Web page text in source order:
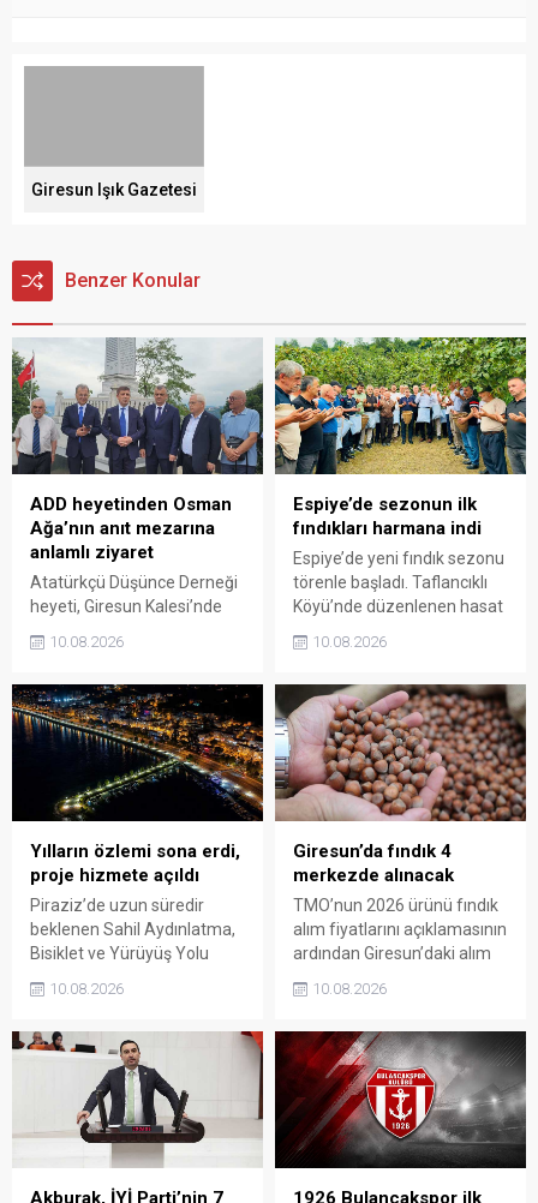
Giresun Işık Gazetesi
Benzer Konular
ADD heyetinden Osman
Ağa’nın anıt mezarına
anlamlı ziyaret
Atatürkçü Düşünce Derneği
heyeti, Giresun Kalesi’nde
bulunan Topal Osman
Ağa’nın anıt mezarını
47. Gönüllü Giresun
Alaylarının Millî Mücadele’de
üstlendiği kritik rol ve
Giresun’un bağımsızlık
uğruna ödediği ağır bedel bir
kez daha gündeme taşındı.
10.08.2026
Espiye’de sezonun ilk
fındıkları harmana indi
Espiye’de yeni fındık sezonu
törenle başladı. Taflancıklı
Köyü’nde düzenlenen hasat
programında üreticiler
bahçeye girerken, sezonun
horon eşliğinde toplanarak
harmana döküldü.
10.08.2026
Yılların özlemi sona erdi,
proje hizmete açıldı
Piraziz’de uzun süredir
beklenen Sahil Aydınlatma,
Bisiklet ve Yürüyüş Yolu
Projesi törenle hizmete
açıldı. Yoğun katılımla
şeridine yeni bir kimlik
kazandıran projenin ilçenin
sosyal yaşamına önemli
katkı sağlaması bekleniyor.
10.08.2026
Giresun’da fındık 4
merkezde alınacak
TMO’nun 2026 ürünü fındık
alım fiyatlarını açıklamasının
ardından Giresun’daki alım
merkezleri de belli oldu.
Üreticiler, 17 Ağustos’ta
üzerinden gün alarak 24
Ağustos’tan itibaren
ürünlerini teslim edebilecek.
10.08.2026